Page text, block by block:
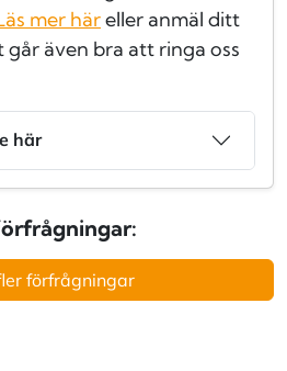
mer häreller anmäl ditt
går även bra att ringa oss
här
förfrågningar